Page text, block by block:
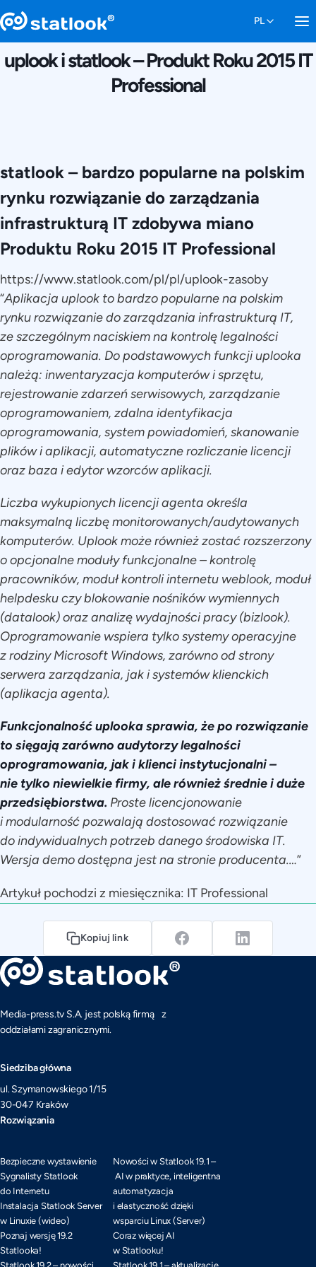
7 GRUDNIA 2015
uplook i statlook – Produkt Roku 2015 IT
Professional
statlook – bardzo popularne na polskim
rynku rozwiązanie do zarządzania
infrastrukturą IT zdobywa miano
Produktu Roku 2015 IT Professional
https://www.statlook.com/pl/pl/uplook-zasoby
“Aplikacja uplook to bardzo popularne na polskim
rynku rozwiązanie do zarządzania infrastrukturą IT,
ze szczególnym naciskiem na kontrolę legalności
oprogramowania. Do podstawowych funkcji uplooka
należą: inwentaryzacja komputerów i sprzętu,
rejestrowanie zdarzeń serwisowych, zarządzanie
oprogramowaniem, zdalna identyfikacja
oprogramowania, system powiadomień, skanowanie
plików i aplikacji, automatyczne rozliczanie licencji
oraz baza i edytor wzorców aplikacji.
Liczba wykupionych licencji agenta określa
maksymalną liczbę monitorowanych/audytowanych
komputerów. Uplook może również zostać rozszerzony
o opcjonalne moduły funkcjonalne – kontrolę
pracowników, moduł kontroli internetu weblook, moduł
helpdesku czy blokowanie nośników wymiennych
(datalook) oraz analizę wydajności pracy (bizlook).
Oprogramowanie wspiera tylko systemy operacyjne
z rodziny Microsoft Windows, zarówno od strony
serwera zarządzania, jak i systemów klienckich
(aplikacja agenta).
Funkcjonalność uplooka sprawia, że po rozwiązanie
to sięgają zarówno audytorzy legalności
oprogramowania, jak i klienci instytucjonalni –
nie tylko niewielkie firmy, ale również średnie i duże
przedsiębiorstwa. Proste licencjonowanie
i modularność pozwalają dostosować rozwiązanie
do indywidualnych potrzeb danego środowiska IT.
Wersja demo dostępna jest na stronie producenta.…”
Artykuł pochodzi z miesięcznika: IT Professional
Kopiuj link
Media-press.tv S.A. jest polską firmą z
oddziałami zagranicznymi.
Siedziba główna
ul. Szymanowskiego 1/15
30-047 Kraków
Rozwiązania
Bezpieczne wystawienie
Sygnalisty Statlook
do Internetu
Instalacja Statlook Server
w Linuxie (wideo)
Poznaj wersję 19.2
Statlooka!
Nowości w Statlook 19.1 –
AI w praktyce, inteligentna
automatyzacja
i elastyczność dzięki
wsparciu Linux (Server)
Coraz więcej AI
w Statlooku!